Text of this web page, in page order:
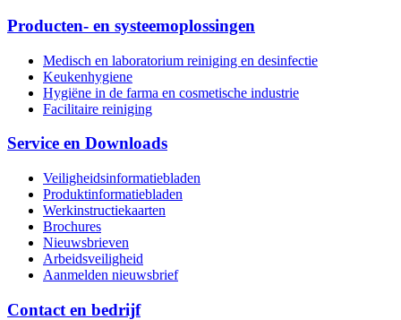
Producten- en systeemoplossingen
Medisch en laboratorium reiniging en desinfectie
Keukenhygiene
Hygiëne in de farma en cosmetische industrie
Facilitaire reiniging
Service en Downloads
Veiligheidsinformatiebladen
Produktinformatiebladen
Werkinstructiekaarten
Brochures
Nieuwsbrieven
Arbeidsveiligheid
Aanmelden nieuwsbrief
Contact en bedrijf